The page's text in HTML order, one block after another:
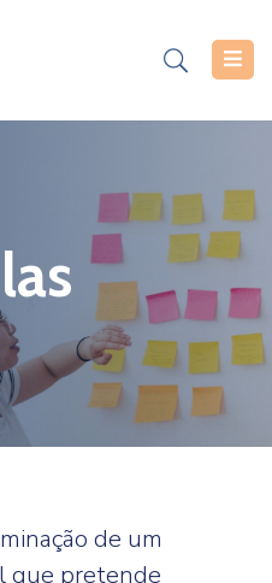
de um
que pretende